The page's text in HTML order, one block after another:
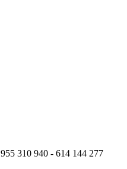
955 310 940 - 614 144 277